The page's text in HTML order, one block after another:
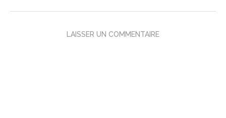
LAISSER UN COMMENTAIRE